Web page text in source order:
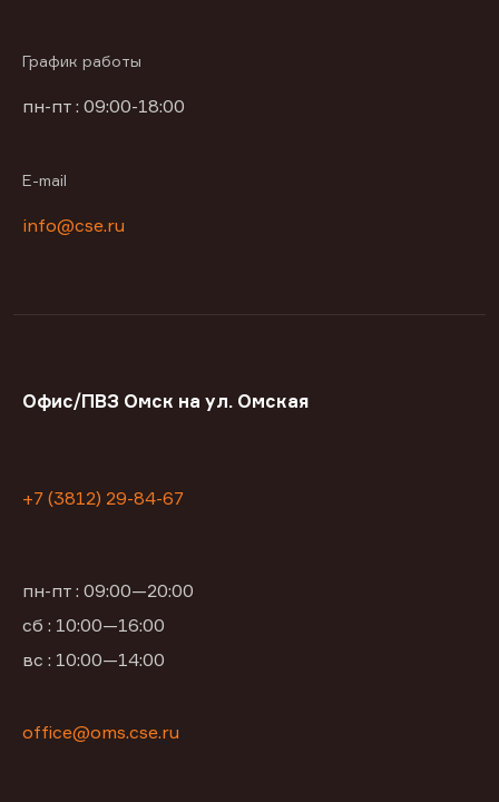
График работы
пн-пт : 09:00-18:00
E-mail
info@cse.ru
Офис/ПВЗ Омск на ул. Омская
+7 (3812) 29-84-67
пн-пт : 09:00—20:00
сб : 10:00—16:00
вс : 10:00—14:00
office@oms.cse.ru